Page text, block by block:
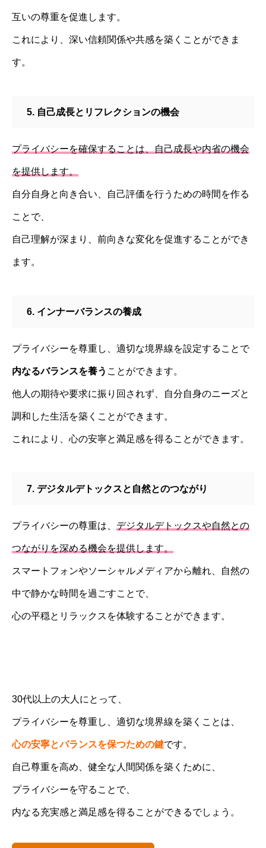
互いの尊重を促進します。
これにより、深い信頼関係や共感を築くことができま
す。
5. 自己成長とリフレクションの機会
プライバシーを確保することは、自己成長や内省の機会
を提供します。
自分自身と向き合い、自己評価を行うための時間を作る
ことで、
自己理解が深まり、前向きな変化を促進することができ
ます。
6. インナーバランスの養成
プライバシーを尊重し、適切な境界線を設定することで
内なるバランスを養う ことができます。
他人の期待や要求に振り回されず、自分自身のニーズと
調和した生活を築くことができます。
これにより、心の安寧と満足感を得ることができます。
7. デジタルデトックスと自然とのつながり
プライバシーの尊重は、 デジタルデトックスや自然との
つながりを深める機会を提供します。
スマートフォンやソーシャルメディアから離れ、自然の
中で静かな時間を過ごすことで、
心の平穏とリラックスを体験することができます。
30代以上の大人にとって、
プライバシーを尊重し、適切な境界線を築くことは、
心の安寧とバランスを保つための鍵です。
自己尊重を高め、健全な人間関係を築くために、
プライバシーを守ることで、
内なる充実感と満足感を得ることができるでしょう。